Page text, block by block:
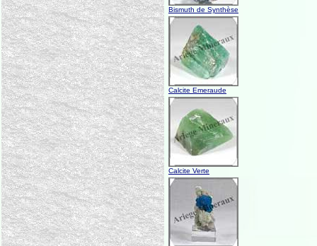
Bismuth de Synthèse
Calcite Emeraude
Calcite Verte